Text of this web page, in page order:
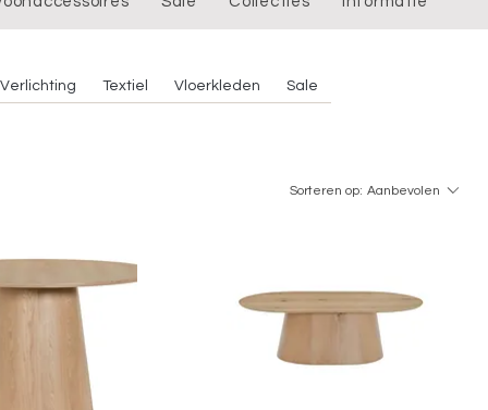
Verlichting Textiel Vloerkleden Sale
Sorteren op: Aanbevolen